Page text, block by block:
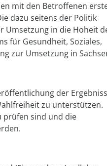
mit den Betroffenen
dazu seitens der Politik
Umsetzung in die Hoheit
für Gesundheit, Soziales,
zur Umsetzung in
der
zu unterstützen.
prüfen sind und die